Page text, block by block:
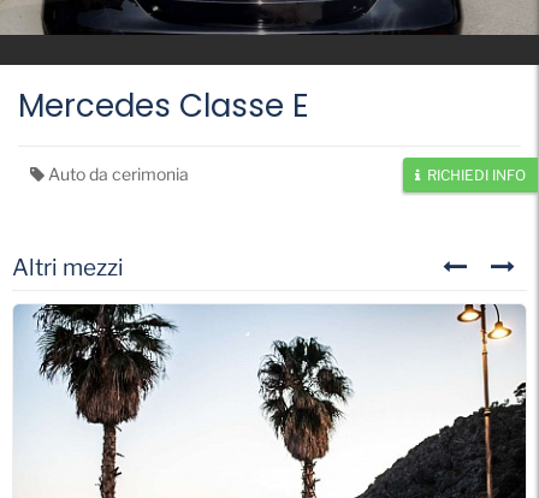
Mercedes Classe E
Auto da cerimonia RICHIEDI INFO
Altri mezzi